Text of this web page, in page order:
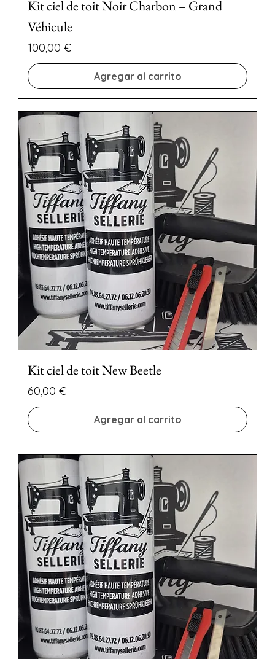
Kit ciel de toit Noir Charbon – Grand
Véhicule
Precio
100,00 €
Agregar al carrito
Kit ciel de toit New Beetle
Precio
60,00 €
Agregar al carrito